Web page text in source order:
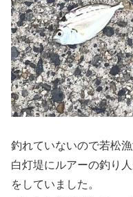
釣れていないので若松
白灯堤にルアーの釣り
をしていました。